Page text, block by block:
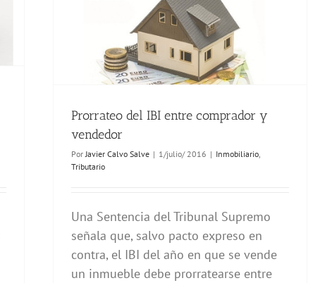
Prorrateo del IBI entre comprador y
vendedor
PorJavier Calvo Salve | 1/julio/ 2016 | Inmobiliario,
Tributario
Una Sentencia del Tribunal Supremo
señala que, salvo pacto expreso en
contra, el IBI del año en que se vende
un inmueble debe prorratearse entre